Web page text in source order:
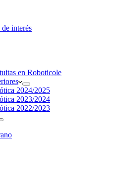
interés
en Roboticole
2024/2025
2023/2024
2022/2023